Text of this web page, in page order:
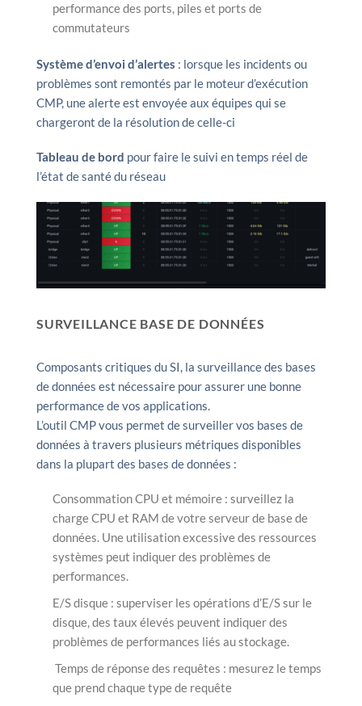
performance des ports, piles et ports de
commutateurs
Système d’envoi d’alertes : lorsque les incidents ou
problèmes sont remontés par le moteur d’exécution
CMP, une alerte est envoyée aux équipes qui se
chargeront de la résolution de celle-ci
Tableau de bord pour faire le suivi en temps réel de
l’état de santé du réseau
SURVEILLANCE BASE DE DONNÉES
Composants critiques du SI, la surveillance des bases
de données est nécessaire pour assurer une bonne
performance de vos applications.
L’outil CMP vous permet de surveiller vos bases de
données à travers plusieurs métriques disponibles
dans la plupart des bases de données :
Consommation CPU et mémoire : surveillez la
charge CPU et RAM de votre serveur de base de
données. Une utilisation excessive des ressources
systèmes peut indiquer des problèmes de
performances.
E/S disque : superviser les opérations d’E/S sur le
disque, des taux élevés peuvent indiquer des
problèmes de performances liés au stockage.
Temps de réponse des requêtes : mesurez le temps
que prend chaque type de requête